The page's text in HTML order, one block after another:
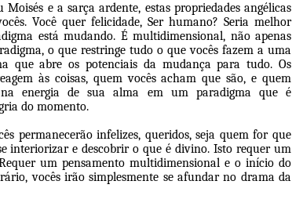
e a sarça ardente, estas propriedades angélicas
Você quer felicidade, Ser humano? Seria melhor
está mudando. É multidimensional, não apenas
o que restringe tudo o que vocês fazem a uma
que abre os potenciais da mudança para tudo. Os
às coisas, quem vocês acham que são, e quem
energia de sua alma em um paradigma que é
do momento.
permanecerão infelizes, queridos, seja quem for que
interiorizar e descobrir o que é divino. Isto requer um
um pensamento multidimensional e o início do
vocês irão simplesmente se afundar no drama da